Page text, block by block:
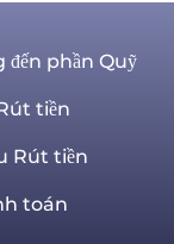
đến phần Quỹ
​​tiền
Rút tiền
toán